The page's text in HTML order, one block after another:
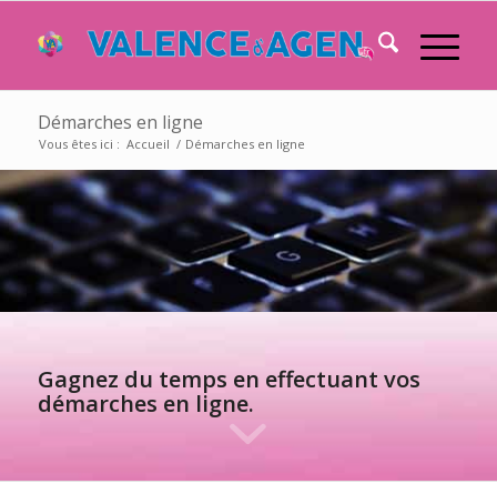
Démarches en ligne
Vous êtes ici : Accueil / Démarches en ligne
Gagnez du temps en effectuant vos
démarches en ligne.